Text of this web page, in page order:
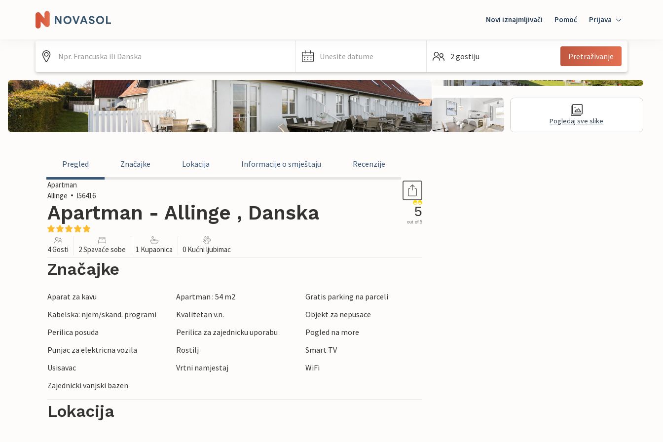
Novi iznajmljivači Pomoć Prijava
Mybooking
Unesite datume 2 gostiju Pretraživanje
Pogledaj sve slike
Pregled Značajke Lokacija Informacije o smještaju Recenzije
Apartman
Allinge
I56416
Apartman - Allinge , Danska 5
out of 5
4 Gosti 2 Spavaće sobe 1 Kupaonica 0 Kućni ljubimac
Značajke
Aparat za kavu Apartman : 54 m2
Gratis parking na parceli
Kabelska: njem/skand. programi
Kvalitetan v.n.
Objekt za nepusace
Perilica posuda
Perilica za zajednicku uporabu
Pogled na more
Punjac za elektricna vozila
Rostilj
Smart TV
Usisavac
Vrtni namjestaj
WiFi
Zajednicki vanjski bazen
Lokacija